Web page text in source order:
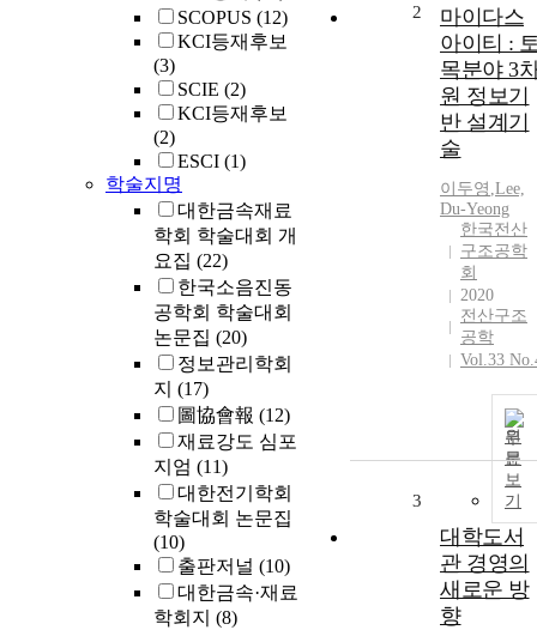
SCOPUS (12)
KCI등재후보
(3)
SCIE (2)
KCI등재후보
(2)
ESCI (1)
학술지명
대한금속재료
학회 학술대회 개
요집 (22)
한국소음진동
공학회 학술대회
논문집 (20)
정보관리학회
지 (17)
圖協會報 (12)
재료강도 심포
지엄 (11)
대한전기학회
학술대회 논문집
(10)
출판저널 (10)
대한금속·재료
학회지 (8)
2
마이다스
아이티 :
목분야 3
원 정보기
반 설계기
술
이두영 ,Lee,
Du-Yeong
한국전산
구조공학
회
2020
전산구조
공학
Vol.33
원
문
보
기
3
대학도서
관 경영의
새로운 방
향